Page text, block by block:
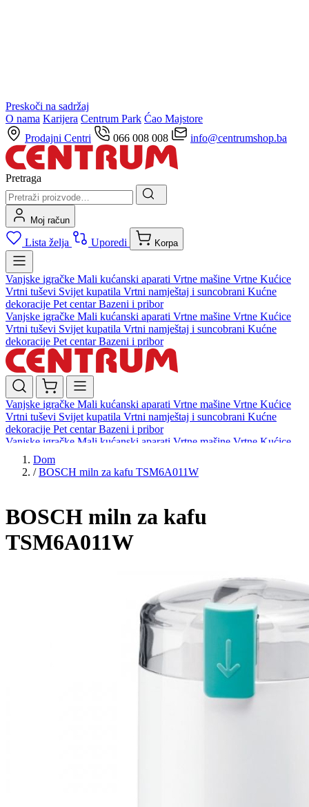
Preskoči na sadržaj
O nama Karijera Centrum Park Ćao Majstore
Prodajni Centri
066 008 008 info@centrumshop.ba
Pretraga
Moj račun
Lista želja Uporedi Korpa
Vanjske igračke Mali kućanski aparati Vrtne mašine Vrtne Kućice
Vrtni tuševi Svijet kupatila Vrtni namještaj i suncobrani Kućne
dekoracije Pet centarBazeni i pribor
Vanjske igračke Mali kućanski aparati Vrtne mašine Vrtne Kućice
Vrtni tuševi Svijet kupatila Vrtni namještaj i suncobrani Kućne
dekoracije Pet centarBazeni i pribor
Vanjske igračke Mali kućanski aparati Vrtne mašine Vrtne Kućice
Vrtni tuševi Svijet kupatila Vrtni namještaj i suncobrani Kućne
dekoracije Pet centarBazeni i pribor
Vanjske igračke Mali kućanski aparati Vrtne mašine Vrtne Kućice
Vrtni tuševi
dekoracijePet centar Bazeni i pribor
Dom
/ BOSCH miln za kafu TSM6A011W
BOSCH miln za kafu
TSM6A011W